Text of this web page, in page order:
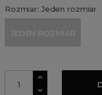
Rozmiar: Jeden rozmiar
JEDEN ROZMIAR